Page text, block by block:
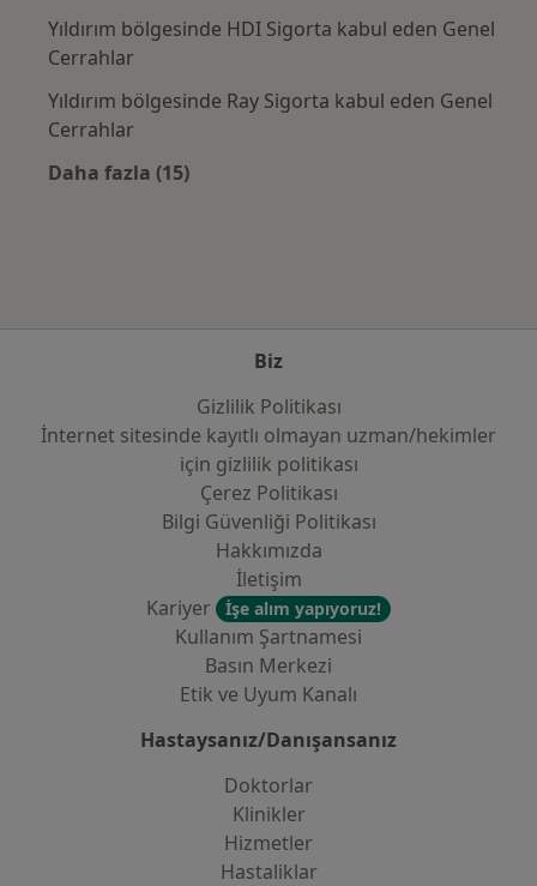
Yıldırım bölgesinde HDI Sigorta kabul eden Genel
Cerrahlar
Yıldırım bölgesinde Ray Sigorta kabul eden Genel
Cerrahlar
Daha fazla (15)
Biz
Gizlilik Politikası
İnternet sitesinde kayıtlı olmayan uzman/hekimler
i̇çin gizlilik politikası
Çerez Politikası
Bilgi Güvenliği Politikası
Hakkımızda
İletişim
Kariyer
İşe alım yapıyoruz!
Kullanım Şartnamesi
Basın Merkezi
Etik ve Uyum Kanalı
Hastaysanız/Danışansanız
Doktorlar
Klinikler
Hizmetler
Hastaliklar